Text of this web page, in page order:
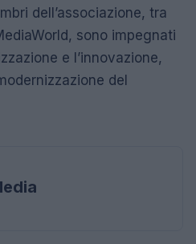
dell’associazione, tra
sono impegnati
e l’innovazione,
del